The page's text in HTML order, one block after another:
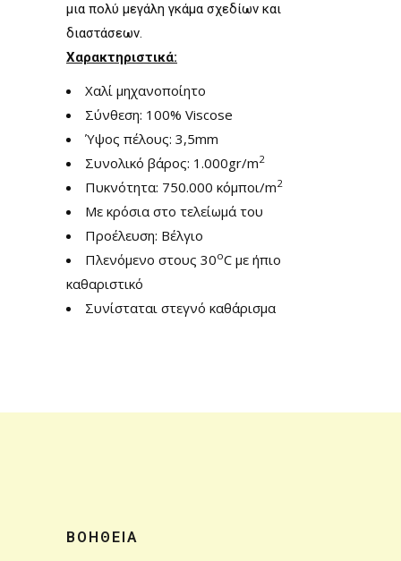
μια πολύ μεγάλη γκάμα σχεδίων και
διαστάσεων.
Χαρακτηριστικά:
Χαλί μηχανοποίητο
Σύνθεση: 100% Viscose
Ύψος πέλους: 3,5mm
Συνολικό βάρος: 1.000gr/m2
Πυκνότητα: 750.000 κόμποι/m2
Με κρόσια στο τελείωμά του
Προέλευση: Βέλγιο
Πλενόμενο στους 30οC με ήπιο
καθαριστικό
Συνίσταται στεγνό καθάρισμα
ΒΟΗΘΕΙΑ